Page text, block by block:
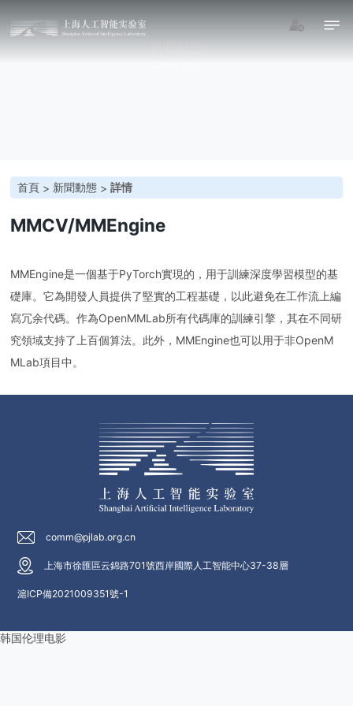
新聞動態
首頁 > 新聞動態 >詳情
MMCV/MMEngine
MMEngine是一個基于PyTorch實現的，用于訓練深度學習模型的基
礎庫。它為開發人員提供了堅實的工程基礎，以此避免在工作流上編
寫冗余代碼。作為OpenMMLab所有代碼庫的訓練引擎，其在不同研
究領域支持了上百個算法。此外，MMEngine也可以用于非OpenM
MLab項目中。
comm@pjlab.org.cn
上海市徐匯區云錦路701號西岸國際人工智能中心37-38層
滬ICP備2021009351號-1
韩国伦理电影